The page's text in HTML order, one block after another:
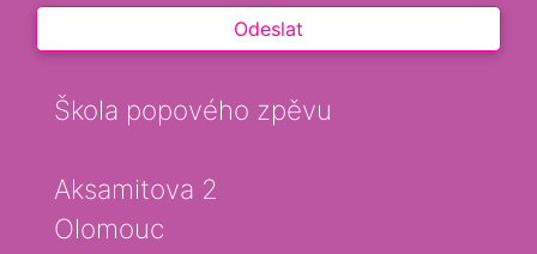
Škola popového zpěvu
Aksamitova 2
Olomouc